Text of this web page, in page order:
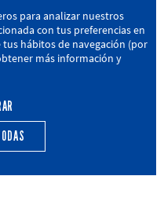
Bizkaia
para analizar nuestros
con tus preferencias en
hábitos de navegación (por
más información y